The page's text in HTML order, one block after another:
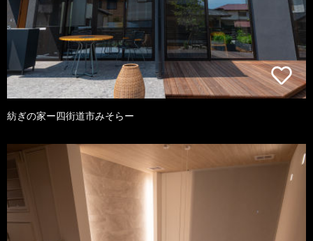
紡ぎの家ー四街道市みそらー